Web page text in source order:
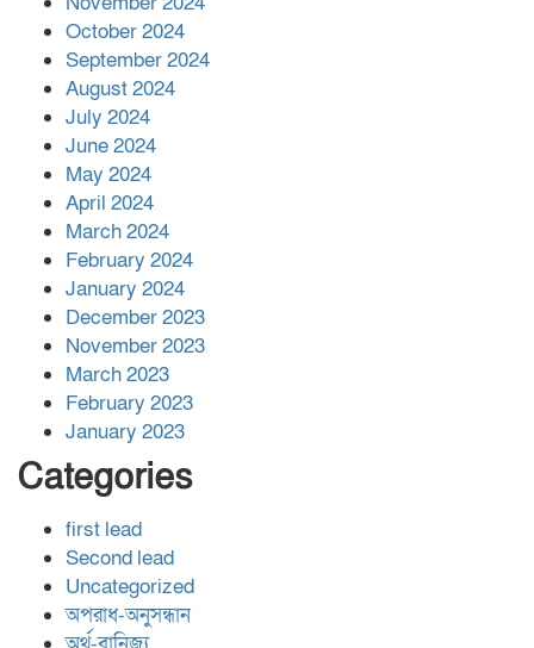
সহায়তা দিলেন সাচিং প্রু জেরী
October 2024
September 2024
August 2024
July 2024
June 2024
May 2024
April 2024
March 2024
February 2024
January 2024
December 2023
November 2023
March 2023
February 2023
January 2023
Categories
first lead
Second lead
Uncategorized
অপরাধ-অনুসন্ধান